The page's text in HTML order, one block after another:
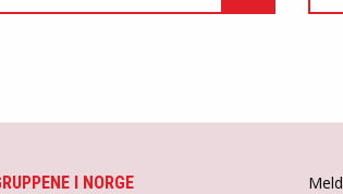
I NORGE